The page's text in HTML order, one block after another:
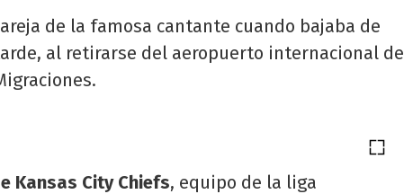
de la famosa cantante cuando bajaba de
al retirarse del aeropuerto internacional de
Kansas City Chiefs, equipo de la liga